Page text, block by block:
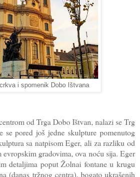
i spomenik Dobo Ištvana
od Trga Dobo Ištvan, nalazi se Trg
se pored još jedne skulpture pomenutog
sa natpisom Eger, ali za razliku od
gradovima, ova noću sija. Eger
detaljima poput Žolnai fontane u krugu
(danas tržnog centra), bogato ukrašenih